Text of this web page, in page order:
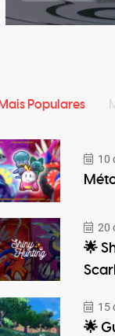
Populares
10
20
🌟
15
🌟